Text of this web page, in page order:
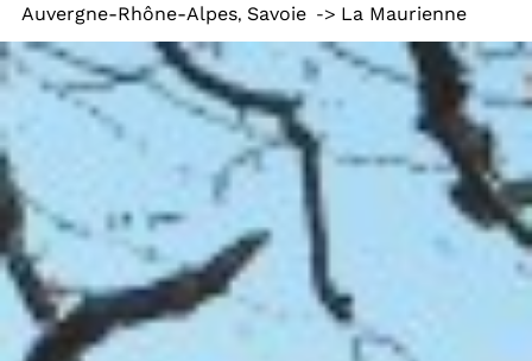
Auvergne-Rhône-Alpes, Savoie -> La Maurienne